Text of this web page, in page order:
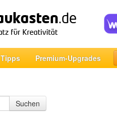
Tipps Premium-Upgrades
Suchen